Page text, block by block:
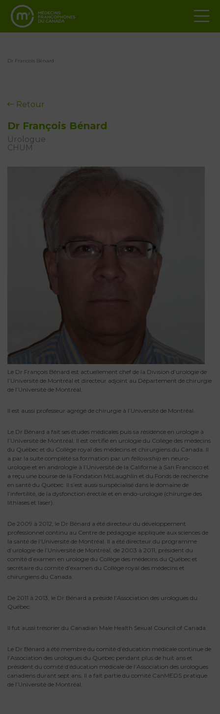
Dr François Bénard
Retour
Dr François Bénard
Urologue
CHUM
Le Dr François Bénard est actuellement chef de la Division d’urologie de
l’Université de Montréal et directeur adjoint au Département de chirurgie
de l’Université de Montréal.
Il est aussi professeur agrégé de chirurgie à l’Université de Montréal.
Le Dr Bénard a fait ses études médicales puis sa résidence en urologie à
l’Université de Montréal. Il est certifié en urologie du Collège des médecins
du Québec et du Collège royal des médecins et chirurgiens du Canada. Il
a par la suite complété sa formation par un fellowship en neuro-
urologie et en andrologie à l’Université de la Californie à San Francisco et
a reçu une bourse de la Fondation McLaughlin et du Fonds de recherche
en santé du Québec. Il s’est aussi surspécialisé dans le domaine de
l’infertilité, de la dysfonction érectile et en endo-urologie (chirurgie des
lithiases et laser).
De 2009 à 2012, le Dr Bénard a été directeur du développement
professionnel continu au Centre de pédagogie appliquée aux sciences de
la santé de l’Université de Montréal. Il a été directeur du programme
d’urologie de l’Université de Montréal, de 2003 à 2011, président du
comité d’examen en urologie du Collège des médecins du Québec et
secrétaire du comité d’examen du Collège royal des médecins et
chirurgiens du Canada.
De 2011 à 2013, le Dr Bénard a présidé l’Association des urologues du
Québec.
Il fut aussi trésorier du Canadian Male Health Sexual Council of Canada.
Le Dr Bénard a été membre du comité d’éducation médicale continue de
l’Association des urologues du Québec pendant plus de huit ans et
président du comité d’éducation médicale de l’Association des urologues
canadiens durant sept ans. Il a fait partie du comité CanMEDS pratique
de l’Université de Montréal.